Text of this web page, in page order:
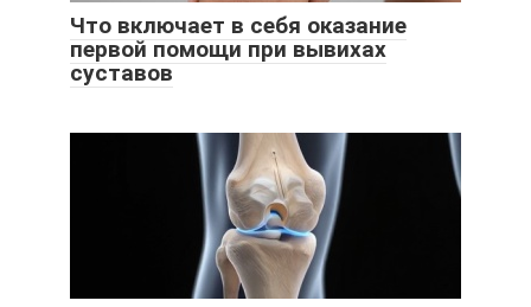
Что включает в себя оказание
первой помощи при вывихах
суставов